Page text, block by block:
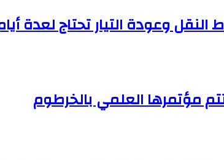
وعودة التيار تحتاج لعدة
مؤتمرها العلمي بالخرطوم